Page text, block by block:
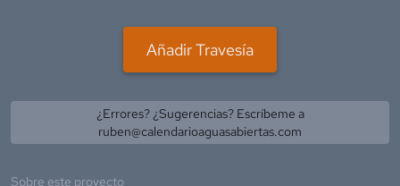
Añadir Travesía
¿Errores? ¿Sugerencias? Escríbeme a
ruben@calendarioaguasabiertas.com
Sobre este proyecto